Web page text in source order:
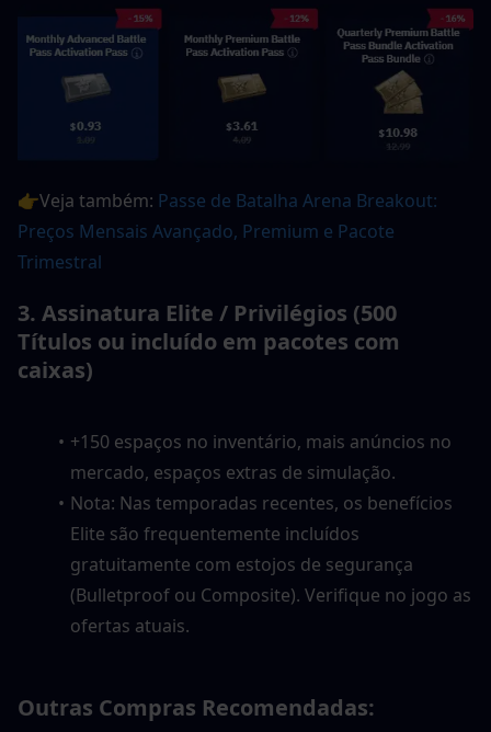
👉Veja também: Passe de Batalha Arena Breakout:
Preços Mensais Avançado, Premium e Pacote
Trimestral
3. Assinatura Elite / Privilégios (500
Títulos ou incluído em pacotes com
caixas)
+150 espaços no inventário, mais anúncios no
mercado, espaços extras de simulação.
Nota: Nas temporadas recentes, os benefícios
Elite são frequentemente incluídos
gratuitamente com estojos de segurança
(Bulletproof ou Composite). Verifique no jogo as
ofertas atuais.
Outras Compras Recomendadas: